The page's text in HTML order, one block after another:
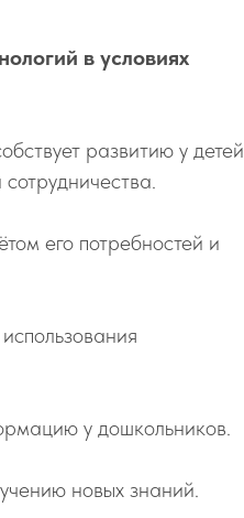
в условиях
развитию у детей
его потребностей и
у дошкольников.
новых знаний.